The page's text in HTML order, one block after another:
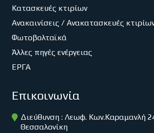
Κατασκευές κτιρίων
Ανακαινίσεις / Ανακατασκευές
Φωτοβολταϊκά
Άλλες πηγές ενέργειας
ΕΡΓΑ
Επικοινωνία
Διεύθυνση : Λεωφ. Κων.Καραμανλή
Θεσσαλονίκη